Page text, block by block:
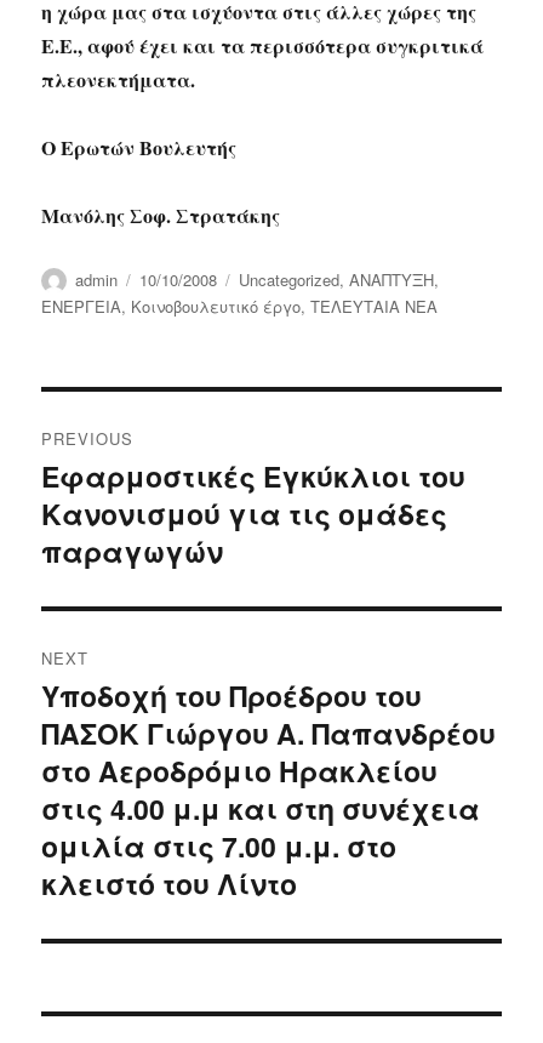
η χώρα μας στα ισχύοντα στις άλλες χώρες της
Ε.Ε., αφού έχει και τα περισσότερα συγκριτικά
πλεονεκτήματα.
Ο Ερωτών Βουλευτής
Μανόλης Σοφ. Στρατάκης
Author
admin
Posted
on
10/10/2008 Categories
Uncategorized,ΑΝΑΠΤΥΞΗ,
ΕΝΕΡΓΕΙΑ, Κοινοβουλευτικό έργο,ΤΕΛΕΥΤΑΙΑ ΝΕΑ
navigation
PREVIOUS
Previous
post:
Εφαρμοστικές Εγκύκλιοι του
Κανονισμού για τις ομάδες
παραγωγών
NEXT
Next
post:
Υποδοχή του Προέδρου του
ΠΑΣΟΚ Γιώργου Α. Παπανδρέου
στο Αεροδρόμιο Ηρακλείου
στις 4.00 μ.μ και στη συνέχεια
ομιλία στις 7.00 μ.μ. στο
κλειστό του Λίντο